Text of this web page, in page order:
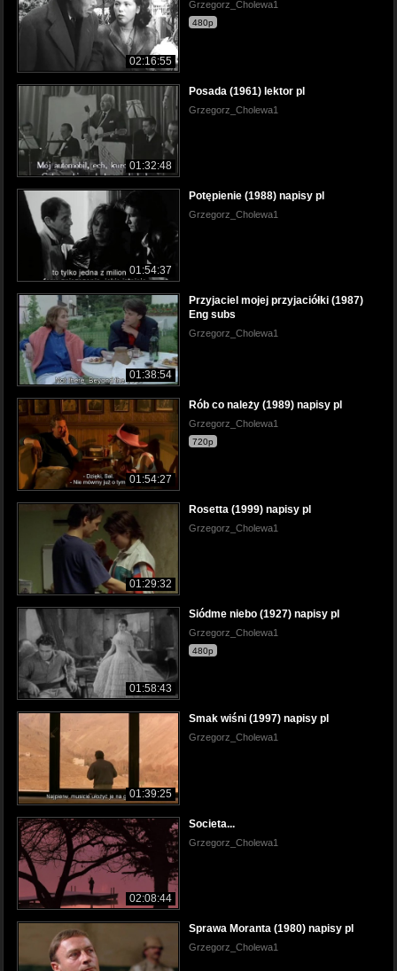
02:16:55
Grzegorz_Cholewa1
480p
01:32:48
Posada (1961) lektor pl
Grzegorz_Cholewa1
01:54:37
Potępienie (1988) napisy pl
Grzegorz_Cholewa1
01:38:54
Przyjaciel mojej przyjaciółki (1987)
Eng subs
Grzegorz_Cholewa1
01:54:27
Rób co należy (1989) napisy pl
Grzegorz_Cholewa1
720p
01:29:32
Rosetta (1999) napisy pl
Grzegorz_Cholewa1
01:58:43
Siódme niebo (1927) napisy pl
Grzegorz_Cholewa1
480p
01:39:25
Smak wiśni (1997) napisy pl
Grzegorz_Cholewa1
02:08:44
Societa...
Grzegorz_Cholewa1
Sprawa Moranta (1980) napisy pl
Grzegorz_Cholewa1